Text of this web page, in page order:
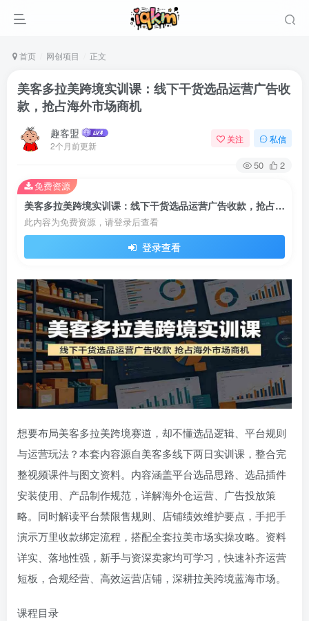
首页 网创项目 正文
美客多拉美跨境实训课：线下干货选品运营广告收
款，抢占海外市场商机
趣客盟
2个月前更新
关注 私信
50 2
美客多拉美跨境实训课：线下干货选品运营广告收款，抢占海外市场商机
此内容为免费资源，请登录后查看
登录查看
免费资源
想要布局美客多拉美跨境赛道，却不懂选品逻辑、平台规则
与运营玩法？本套内容源自美客多线下两日实训课，整合完
整视频课件与图文资料。内容涵盖平台选品思路、选品插件
安装使用、产品制作规范，详解海外仓运营、广告投放策
略。同时解读平台禁限售规则、店铺绩效维护要点，手把手
演示万里收款绑定流程，搭配全套拉美市场实操攻略。资料
详实、落地性强，新手与资深卖家均可学习，快速补齐运营
短板，合规经营、高效运营店铺，深耕拉美跨境蓝海市场。
课程目录